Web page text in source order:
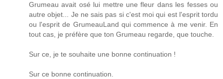
Grumeau avait osé lui mettre une fleur dans les fesses ou
autre objet... Je ne sais pas si c'est moi qui est l'esprit tordu
ou l'esprit de GrumeauLand qui commence à me venir. En
tout cas, je préfère que ton Grumeau regarde, que touche.
Sur ce, je te souhaite une bonne continuation !
Sur ce bonne continuation.